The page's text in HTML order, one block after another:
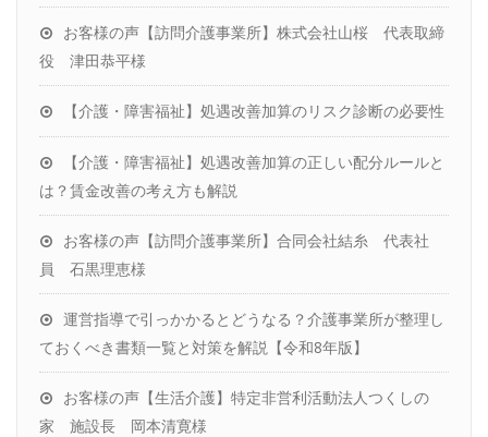
お客様の声【訪問介護事業所】株式会社山桜 代表取締
役 津田恭平様
【介護・障害福祉】処遇改善加算のリスク診断の必要性
【介護・障害福祉】処遇改善加算の正しい配分ルールと
は？賃金改善の考え方も解説
お客様の声【訪問介護事業所】合同会社結糸 代表社
員 石黒理恵様
運営指導で引っかかるとどうなる？介護事業所が整理し
ておくべき書類一覧と対策を解説【令和8年版】
お客様の声【生活介護】特定非営利活動法人つくしの
家 施設長 岡本清寛様